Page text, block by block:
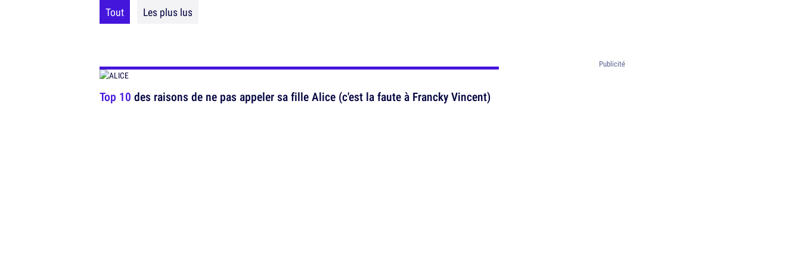
Tout Les plus lus
Top 10 des raisons de ne pas appeler sa fille Alice (c'est la faute à Francky Vincent)